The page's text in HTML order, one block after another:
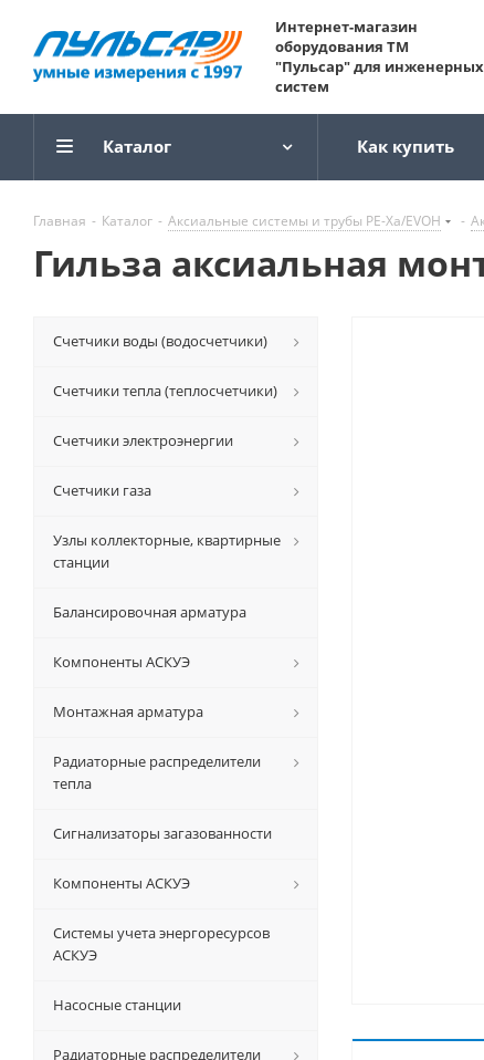
Интернет-магазин
оборудования ТМ
"Пульсар" для инженерных
систем
Каталог Как купить
Главная - Каталог - Аксиальные системы и трубы РЕ-Ха/EVOH -
Гильза аксиальная
Счетчики воды (водосчетчики)
Счетчики тепла (теплосчетчики)
Счетчики электроэнергии
Счетчики газа
Узлы коллекторные, квартирные
станции
Балансировочная арматура
Компоненты АСКУЭ
Монтажная арматура
Радиаторные распределители
тепла
Сигнализаторы загазованности
Компоненты АСКУЭ
Системы учета энергоресурсов
АСКУЭ
Насосные станции
Радиаторные распределители